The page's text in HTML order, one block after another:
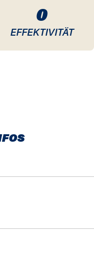
0
EFFEKTIVITÄT